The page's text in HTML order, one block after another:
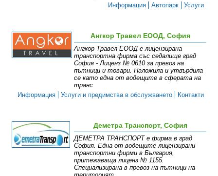
Информация
Автопарк Услуги
Ангкор Травел ЕООД, София
Ангкор Травел ЕООД е лицензирана
транспортна фирма със седалище град
София - Лиценз № 0610 за превоз на
пътници и товари. Наложила и утвърдила
се като една от водещите в сферата на
транс
Информация
Услуги и предимства в обслужването Контакти
Деметра Транспорт, София
ДЕМЕТРА ТРАНСПОРТ е фирма в град
София. Една от водещите лицензирани
транспортни фирми в България,
притежаваща лиценз № 1155.
Специализирана в превоз на пътници на